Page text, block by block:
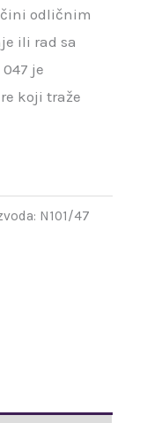
odličnim
ili rad sa
je
koji traže
N101/47